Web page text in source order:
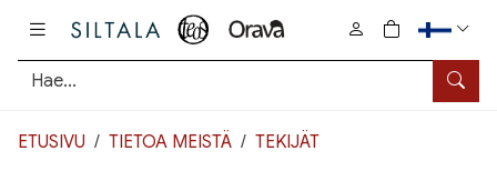
Hae
0
tuotetta
ETUSIVU TIETOA MEISTÄ TEKIJÄT